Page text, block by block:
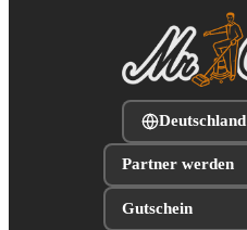
Deutschland
Partner werden
Gutschein